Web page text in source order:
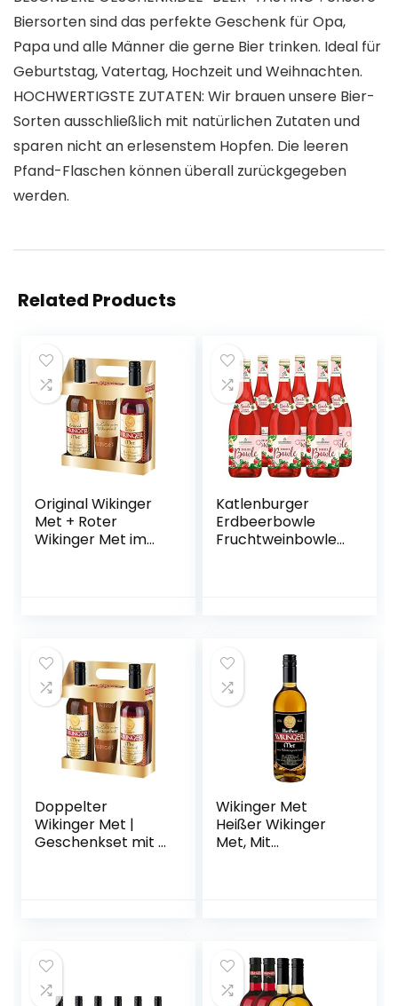
Biersorten sind das perfekte Geschenk für Opa,
Papa und alle Männer die gerne Bier trinken. Ideal für
Geburtstag, Vatertag, Hochzeit und Weihnachten.
HOCHWERTIGSTE ZUTATEN: Wir brauen unsere Bier-
Sorten ausschließlich mit natürlichen Zutaten und
sparen nicht an erlesenstem Hopfen. Die leeren
Pfand-Flaschen können überall zurückgegeben
werden.
Related Products
Original Wikinger
Met + Roter
Wikinger Met im
Norddeutschland |
fruchtig
aromatisch | Das
Original
Katlenburger
Erdbeerbowle
Fruchtweinbowle
Doppelter
Wikinger Met |
Geschenkset mit 2
Wikinger Met
Heißer Wikinger
Met, Mit